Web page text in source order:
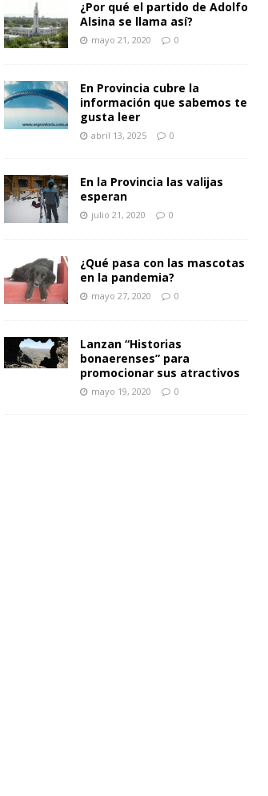
¿Por qué el partido de Adolfo
Alsina se llama así?
mayo 21, 2020 0
En Provincia cubre la
información que sabemos te
gusta leer
abril 13, 2025 0
En la Provincia las valijas
esperan
julio 21, 2020 0
¿Qué pasa con las mascotas
en la pandemia?
mayo 27, 2020 0
Lanzan “Historias
bonaerenses” para
promocionar sus atractivos
mayo 19, 2020 0